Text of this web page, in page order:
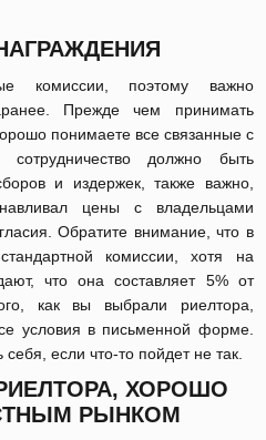
комиссии, поэтому важно
Прежде чем принимать
понимаете все связанные с
должно быть
и издержек, также важно,
цены с владельцами
Обратите внимание, что в
комиссии, хотя на
что она составляет 5% от
как вы выбрали риелтора,
условия в письменной форме.
если что-то пойдет не так.
ХОРОШО
РЫНКОМ